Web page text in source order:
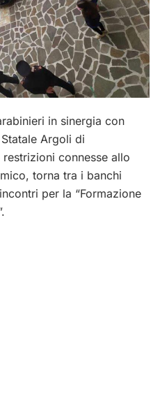
in sinergia con
Argoli di
connesse allo
torna tra i banchi
per la “Formazione